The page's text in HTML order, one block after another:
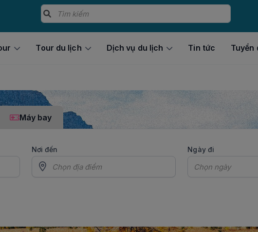
Tour du lịch Dịch vụ du lịch Tin tức Tuyển
Máy bay
Nơi đến Ngày đi